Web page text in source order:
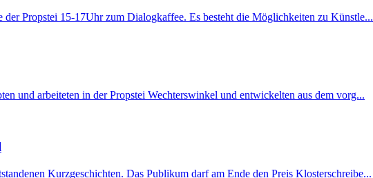
der Propstei 15-17Uhr zum Dialogkaffee. Es besteht die Möglichkeiten zu Künstle...
und arbeiteten in der Propstei Wechterswinkel und entwickelten aus dem vorg...
Kurzgeschichten. Das Publikum darf am Ende den Preis Klosterschreibe...